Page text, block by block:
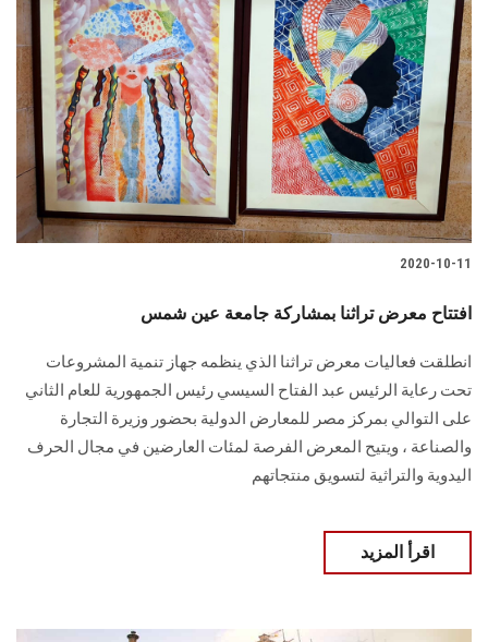
2020-10-11
افتتاح معرض تراثنا بمشاركة جامعة عين شمس
انطلقت فعاليات معرض تراثنا الذي ينظمه جهاز تنمية المشروعات
تحت رعاية الرئيس عبد الفتاح السيسي رئيس الجمهورية للعام الثاني
على التوالي بمركز مصر للمعارض الدولية بحضور وزيرة التجارة
والصناعة ، ويتيح المعرض الفرصة لمئات العارضين في مجال الحرف
اليدوية والتراثية لتسويق منتجاتهم
اقرأ المزيد